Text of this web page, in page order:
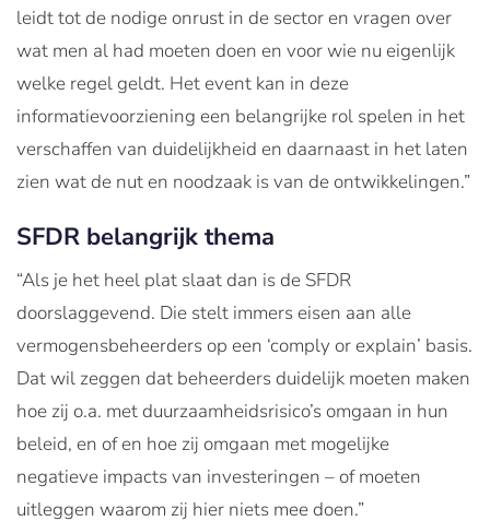
leidt tot de nodige onrust in de sector en vragen over
wat men al had moeten doen en voor wie nu eigenlijk
welke regel geldt. Het event kan in deze
informatievoorziening een belangrijke rol spelen in het
verschaffen van duidelijkheid en daarnaast in het laten
zien wat de nut en noodzaak is van de ontwikkelingen.”
SFDR belangrijk thema
“Als je het heel plat slaat dan is de SFDR
doorslaggevend. Die stelt immers eisen aan alle
vermogensbeheerders op een ‘comply or explain’ basis.
Dat wil zeggen dat beheerders duidelijk moeten maken
hoe zij o.a. met duurzaamheidsrisico’s omgaan in hun
beleid, en of en hoe zij omgaan met mogelijke
negatieve impacts van investeringen – of moeten
uitleggen waarom zij hier niets mee doen.”